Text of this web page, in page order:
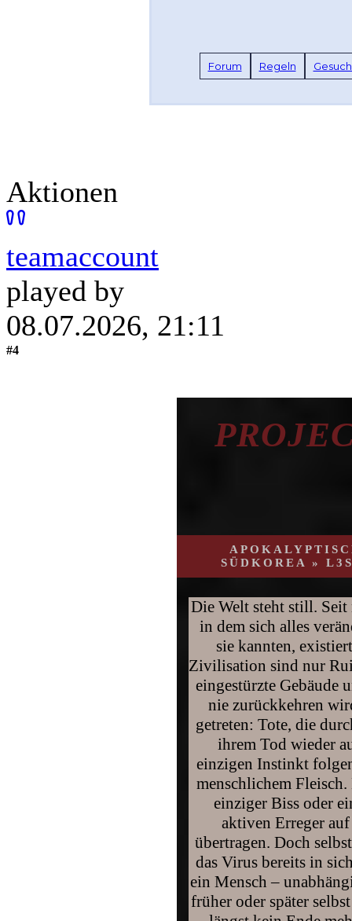
Forum Regeln
Aktionen
teamaccount
played by
08.07.2026, 21:11
#4
SÜDKOREA »
Die Welt steht still. Seit
in dem sich alles
sie kannten,
Zivilisation sind nur
eingestürzte Gebäude
nie zurückkehren
getreten: Tote, die
ihrem Tod wieder
einzigen Instinkt
menschlichem
einziger Biss oder
aktiven Erreger
übertragen. Doch
das Virus bereits in
ein Mensch –
früher oder später